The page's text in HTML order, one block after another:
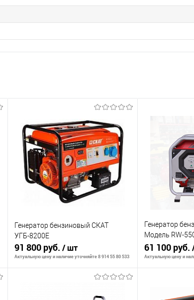
Генератор бензиновый СКАТ
УГБ-8200E
91 800 руб. / шт
Актуальную цену и наличие уточняйте 8 914 55 80 533
В корзину
Генератор
Модель RW-
5000Вт-
эл. старте
61 100 руб.
Актуальную цену и